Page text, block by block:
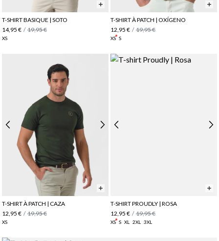
T-SHIRT BASIQUE | SOTO
14,95 € / 19,95 €
XS
T-SHIRT À PATCH | OXÍGENO
12,95 € / 19,95 €
XS S
T-SHIRT À PATCH | CAZA
12,95 € / 19,95 €
XS
T-SHIRT PROUDLY | ROSA
12,95 € / 19,95 €
XS S XL 2XL 3XL